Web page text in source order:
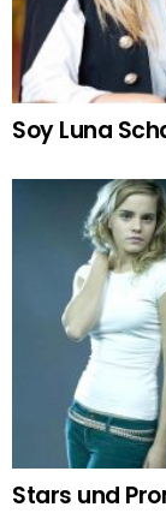
Soy Luna
Stars und